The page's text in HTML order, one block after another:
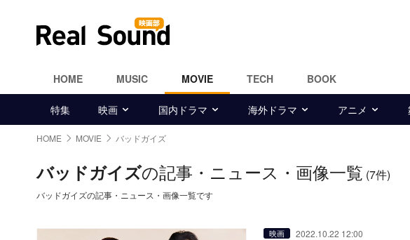
HOME MUSIC MOVIE TECH BOOK
特集 映画 国内ドラマ 海外ドラマ アニメ
HOME MOVIE バッドガイズ
バッドガイズの記事・ニュース・画像一覧 (7件)
バッドガイズの記事・ニュース・画像一覧です
映画 2022.10.22 12:00